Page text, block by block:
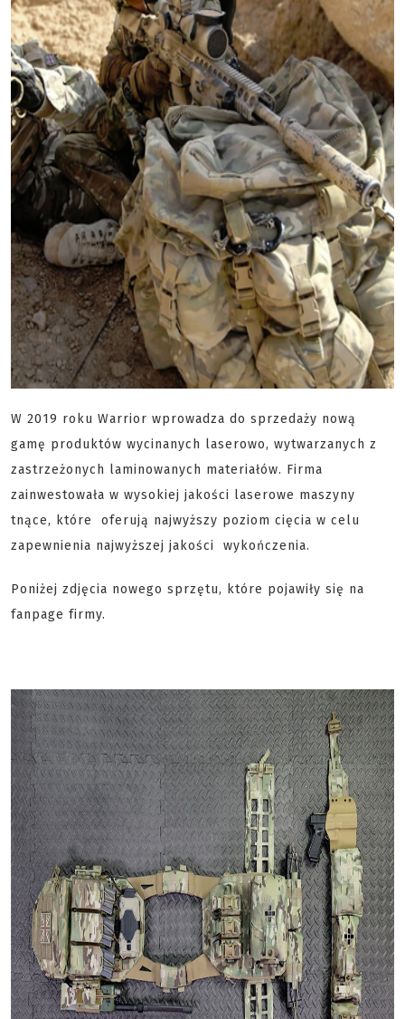
W 2019 roku Warrior wprowadza do sprzedaży nową
gamę produktów wycinanych laserowo, wytwarzanych z
zastrzeżonych laminowanych materiałów. Firma
zainwestowała w wysokiej jakości laserowe maszyny
tnące, które oferują najwyższy poziom cięcia w celu
zapewnienia najwyższej jakości wykończenia.
Poniżej zdjęcia nowego sprzętu, które pojawiły się na
fanpage firmy.